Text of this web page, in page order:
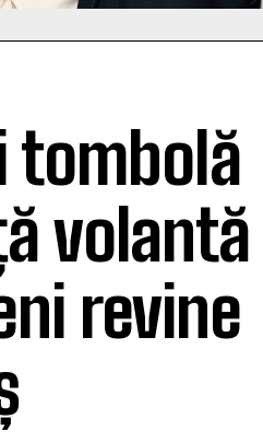
tombolă
volantă
revine